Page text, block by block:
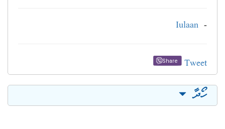
-
Iulaan
Tweet
Share
ހޯދާ